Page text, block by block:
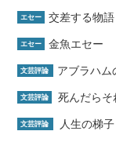
エセー 交差する物
エセー 金魚エセー
文芸評論 アブラハ
文芸評論 死んだらそ
文芸評論 人生の梯